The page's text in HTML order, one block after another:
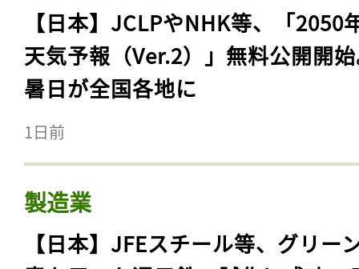
【日本】JCLPやNHK等、「2050
天気予報（Ver.2）」無料公開開
暑日が全国各地に
1日前
製造業
【日本】JFEスチール等、グリー